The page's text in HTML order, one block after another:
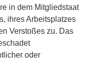
in dem Mitgliedstaat
ihres Arbeitsplatzes
Verstoßes zu. Das
oder